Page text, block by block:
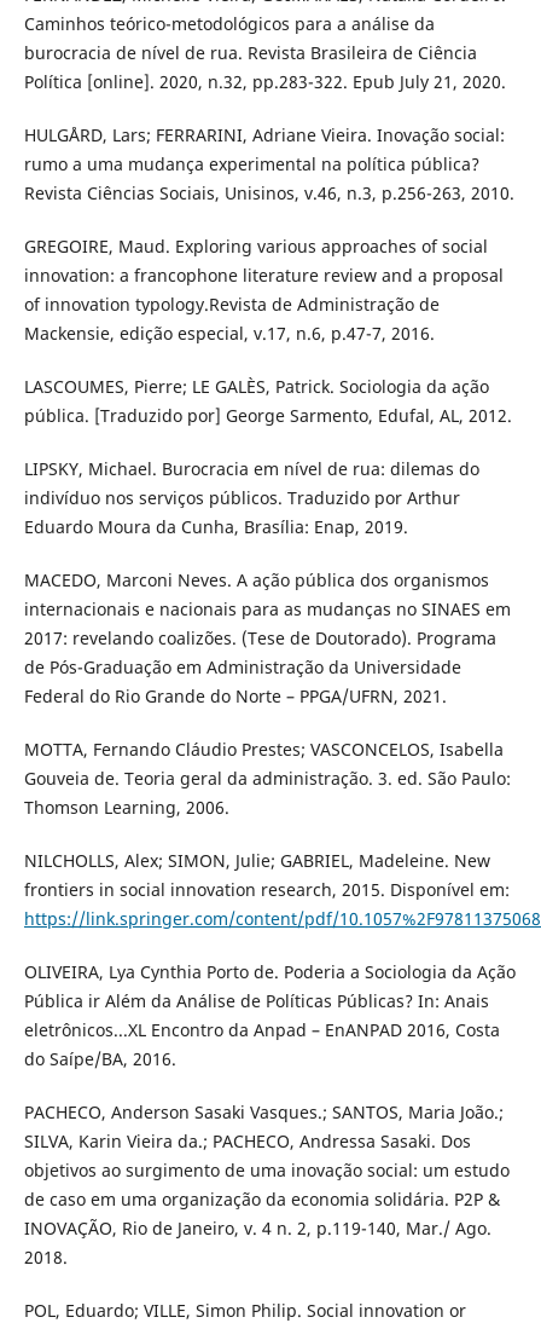
Caminhos teórico-metodológicos para a análise da
burocracia de nível de rua. Revista Brasileira de Ciência
Política [online]. 2020, n.32, pp.283-322. Epub July 21, 2020.
HULGÅRD, Lars; FERRARINI, Adriane Vieira. Inovação social:
rumo a uma mudança experimental na política pública?
Revista Ciências Sociais, Unisinos, v.46, n.3, p.256-263, 2010.
GREGOIRE, Maud. Exploring various approaches of social
innovation: a francophone literature review and a proposal
of innovation typology.Revista de Administração de
Mackensie, edição especial, v.17, n.6, p.47-7, 2016.
LASCOUMES, Pierre; LE GALÈS, Patrick. Sociologia da ação
pública. [Traduzido por] George Sarmento, Edufal, AL, 2012.
LIPSKY, Michael. Burocracia em nível de rua: dilemas do
indivíduo nos serviços públicos. Traduzido por Arthur
Eduardo Moura da Cunha, Brasília: Enap, 2019.
MACEDO, Marconi Neves. A ação pública dos organismos
internacionais e nacionais para as mudanças no SINAES em
2017: revelando coalizões. (Tese de Doutorado). Programa
de Pós-Graduação em Administração da Universidade
Federal do Rio Grande do Norte – PPGA/UFRN, 2021.
MOTTA, Fernando Cláudio Prestes; VASCONCELOS, Isabella
Gouveia de. Teoria geral da administração. 3. ed. São Paulo:
Thomson Learning, 2006.
NILCHOLLS, Alex; SIMON, Julie; GABRIEL, Madeleine. New
frontiers in social innovation research, 2015. Disponível em:
https://link.springer.com/content/pdf/
OLIVEIRA, Lya Cynthia Porto de. Poderia a Sociologia da Ação
Pública ir Além da Análise de Políticas Públicas? In: Anais
eletrônicos...XL Encontro da Anpad – EnANPAD 2016, Costa
do Saípe/BA, 2016.
PACHECO, Anderson Sasaki Vasques.; SANTOS, Maria João.;
SILVA, Karin Vieira da.; PACHECO, Andressa Sasaki. Dos
objetivos ao surgimento de uma inovação social: um estudo
de caso em uma organização da economia solidária. P2P &
INOVAÇÃO, Rio de Janeiro, v. 4 n. 2, p.119-140, Mar./ Ago.
2018.
POL, Eduardo; VILLE, Simon Philip. Social innovation or